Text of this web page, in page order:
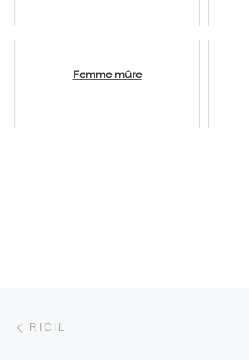
Femme mûre
Parcourir les articles
RICIL